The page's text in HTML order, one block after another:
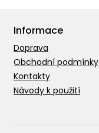
Informace
Doprava
Obchodní podmínky
Kontakty
Návody k použití